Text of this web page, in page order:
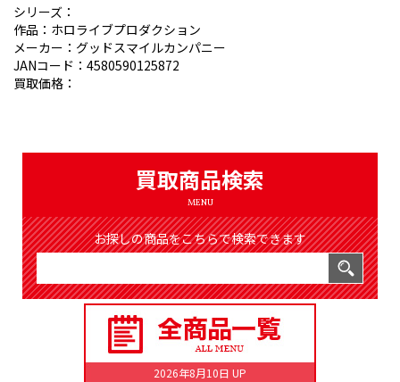
DELIVERY PURCHASE
買取お申し込み
ASSESSMENT
シリーズ：
作品：ホロライブプロダクション
メーカー：グッドスマイルカンパニー
JANコード：4580590125872
買取価格：
買取商品検索
MENU
お探しの商品をこちらで検索できます
2026年8月10日 UP